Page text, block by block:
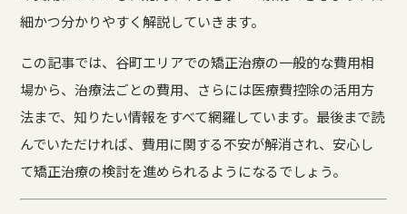
細かつ分かりやすく解説していきます。
この記事では、谷町エリアでの矯正治療の一般的な費用相
場から、治療法ごとの費用、さらには医療費控除の活用方
法まで、知りたい情報をすべて網羅しています。最後まで読
んでいただければ、費用に関する不安が解消され、安心し
て矯正治療の検討を進められるようになるでしょう。